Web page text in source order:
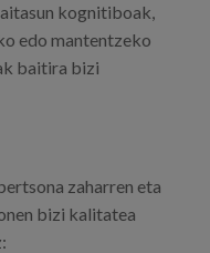
kognitiboak,
edo mantentzeko
baitira bizi
zaharren eta
bizi kalitatea